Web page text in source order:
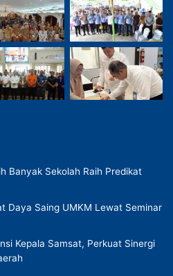
Banyak Sekolah Raih Predikat
Daya Saing UMKM Lewat Seminar
Kepala Samsat, Perkuat Sinergi